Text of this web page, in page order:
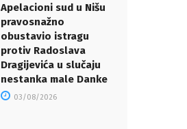
Apelacioni sud u Nišu
pravosnažno
obustavio istragu
protiv Radoslava
Dragijevića u slučaju
nestanka male Danke
03/08/2026